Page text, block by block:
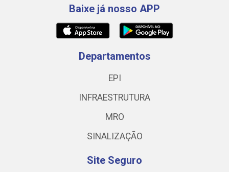
Baixe já nosso APP
Departamentos
EPI
INFRAESTRUTURA
MRO
SINALIZAÇÃO
Site Seguro